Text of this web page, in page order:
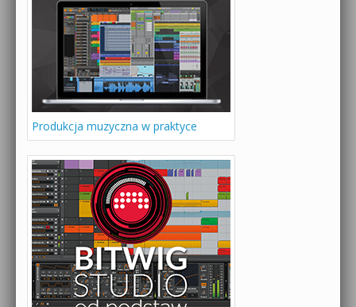
Produkcja muzyczna w praktyce